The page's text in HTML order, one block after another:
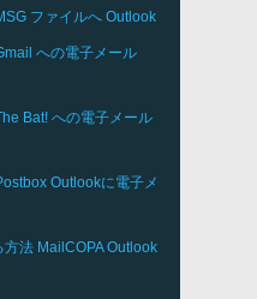
ファイルへ Outlook
への電子メール
Bat! への電子メール
Outlookに電子メ
方法 MailCOPAOutlook